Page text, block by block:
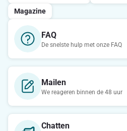
Magazine
FAQ
De snelste hulp met onze FAQ
Mailen
We reageren binnen de 48 uur
Chatten